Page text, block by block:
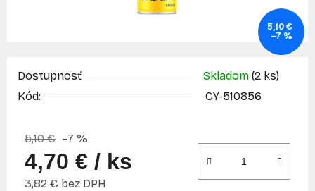
Dostupnosť Skladom (2 ks)
Kód:
CY-510856
5,10 € –7 %
4,70 € / ks
3,82 € bez DPH
5,10 €
–7 %